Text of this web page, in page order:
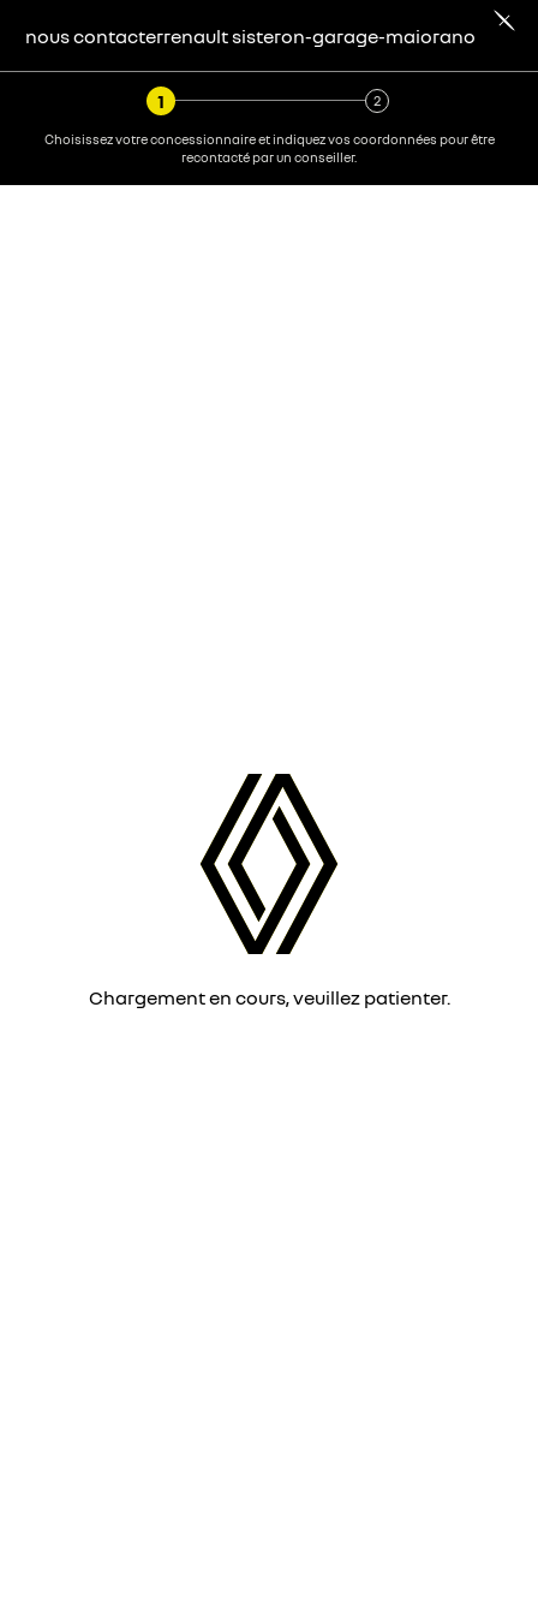
nous contacterrenaultsisteron-garage-maiorano
Choisissez votre concessionnaire et indiquez vos coordonnées pour être
recontacté par un conseiller.
Chargement en cours, veuillez patienter.